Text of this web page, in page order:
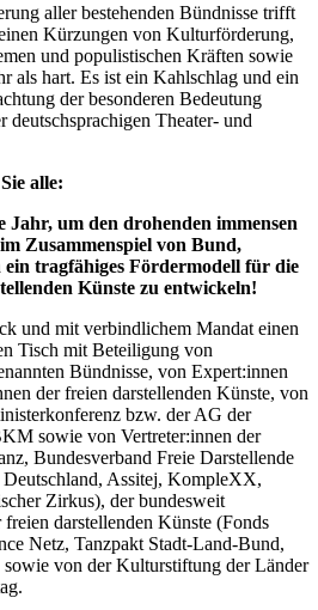
aller bestehenden Bündnisse trifft
Kürzungen von Kulturförderung,
und populistischen Kräften sowie
als hart. Es ist ein Kahlschlag und ein
der besonderen Bedeutung
deutschsprachigen Theater- und
alle:
Jahr, um den drohenden immensen
Zusammenspiel von Bund,
tragfähiges Fördermodell für die
Künste zu entwickeln!
und mit verbindlichem Mandat einen
Tisch mit Beteiligung von
Bündnisse, von Expert:innen
der freien darstellenden Künste, von
bzw. der AG der
sowie von Vertreter:innen der
Bundesverband Freie Darstellende
Assitej, KompleXX,
Zirkus), der bundesweit
darstellenden Künste (Fonds
Netz, Tanzpakt Stadt-Land-Bund,
von der Kulturstiftung der Länder